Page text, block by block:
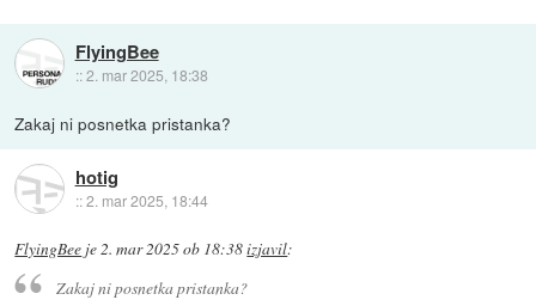
FlyingBee
::2. mar 2025, 18:38
Zakaj ni posnetka pristanka?
hotig
::2. mar 2025, 18:44
FlyingBee je2. mar 2025 ob 18:38izjavil:
Zakaj ni posnetka pristanka?